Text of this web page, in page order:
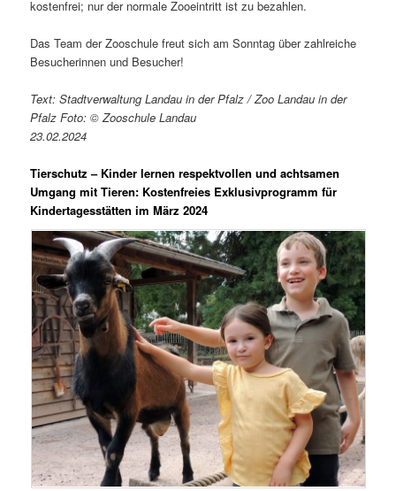
kostenfrei; nur der normale Zooeintritt ist zu bezahlen.
Das Team der Zooschule freut sich am Sonntag über zahlreiche
Besucherinnen und Besucher!
Text: Stadtverwaltung Landau in der Pfalz / Zoo Landau in der
Pfalz Foto: © Zooschule Landau
23.02.2024
Tierschutz – Kinder lernen respektvollen und achtsamen
Umgang mit Tieren: Kostenfreies Exklusivprogramm für
Kindertagesstätten im März 2024